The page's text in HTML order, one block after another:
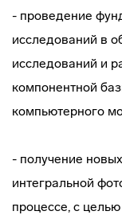
- проведение
исследований в
исследований и
компонентной
компьютерного
- получение
интегральной
процессе, с